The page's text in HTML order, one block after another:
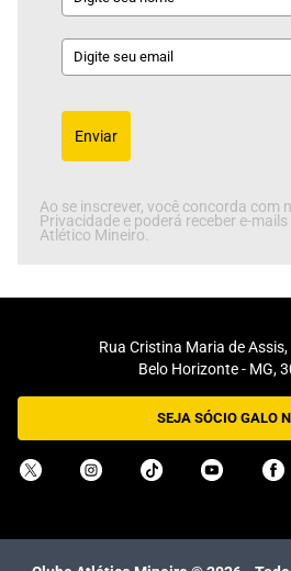
Enviar
Ao se inscrever, você concorda com
Privacidade e poderá receber e-
Atlético Mineiro.
Rua Cristina Maria de
Belo Horizonte - MG,
SEJA SÓCIO GALO